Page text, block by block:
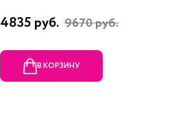
4835 руб. 9670 руб.
В КОРЗИНУ